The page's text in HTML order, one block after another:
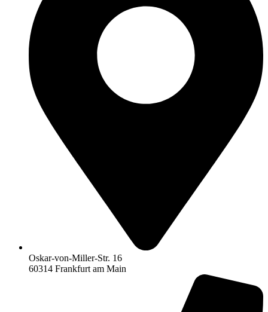
Oskar-von-Miller-Str. 16
60314 Frankfurt am Main